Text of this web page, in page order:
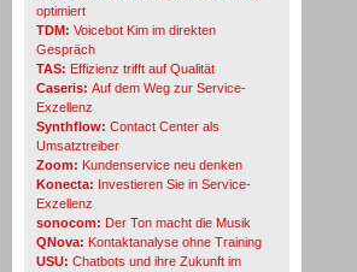
optimiert
TDM: Voicebot Kim im direkten
Gespräch
TAS: Effizienz trifft auf Qualität
Caseris: Auf dem Weg zur Service-
Exzellenz
Synthflow: Contact Center als
Umsatztreiber
Zoom: Kundenservice neu denken
Konecta: Investieren Sie in Service-
Exzellenz
sonocom: Der Ton macht die Musik
QNova: Kontaktanalyse ohne Training
USU: Chatbots und ihre Zukunft im